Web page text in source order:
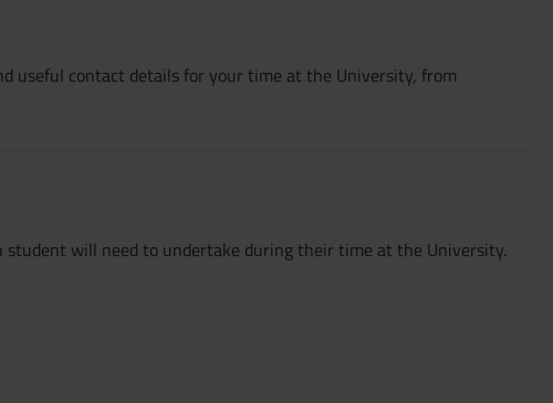
useful contact details for your time at the University, from
will need to undertake during their time at the University.